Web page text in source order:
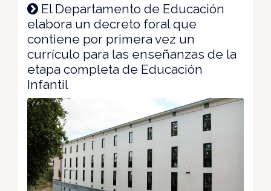
El Departamento de Educación
elabora un decreto foral que
contiene por primera vez un
currículo para las enseñanzas de la
etapa completa de Educación
Infantil